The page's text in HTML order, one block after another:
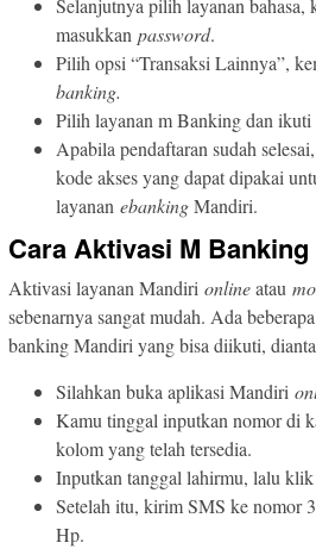
masukkan password.
Pilih opsi “Transaksi Lainnya”,
banking.
Pilih layanan m Banking dan ikuti
Apabila pendaftaran sudah
kode akses yang dapat dipakai
layanan ebankingMandiri.
Cara Aktivasi M
Aktivasi layanan Mandiri onlineatau
sebenarnya sangat mudah. Ada
banking Mandiri yang bisa diikuti,
Silahkan buka aplikasi Mandiri
Kamu tinggal inputkan nomor di
kolom yang telah tersedia.
Inputkan tanggal lahirmu, lalu
Setelah itu, kirim SMS ke nomor
Hp.